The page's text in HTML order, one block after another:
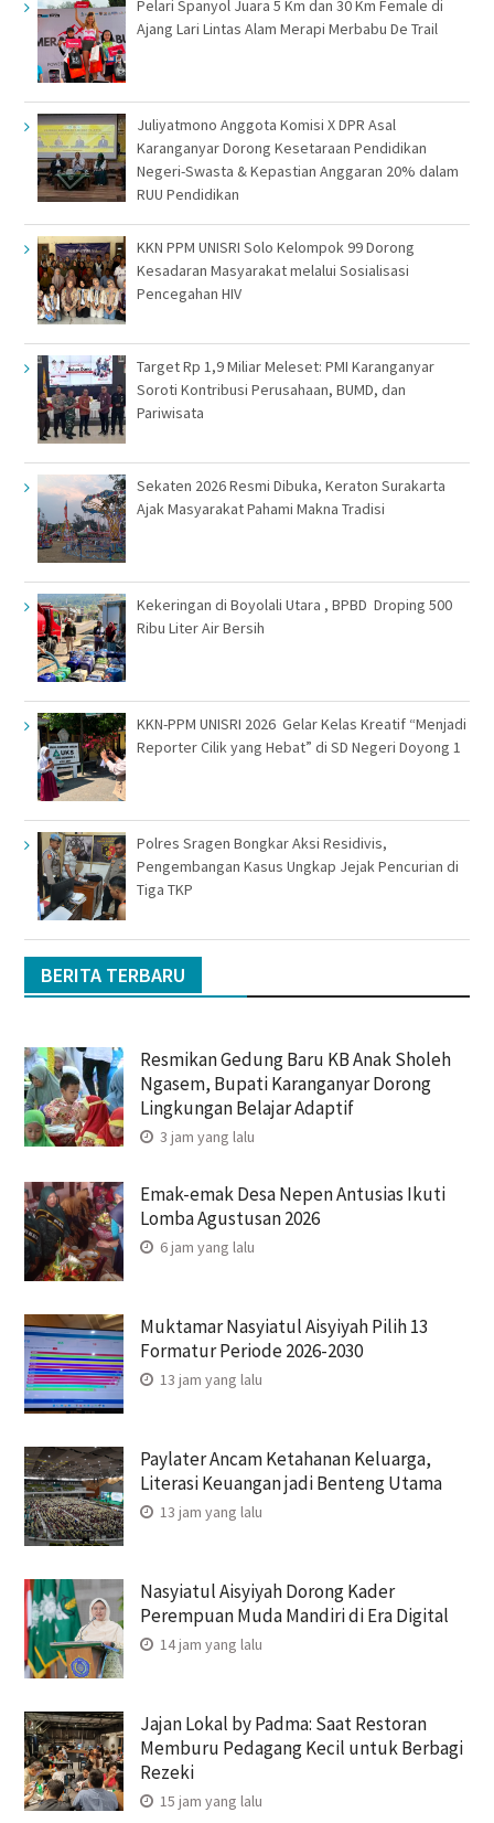
Pelari Spanyol Juara 5 Km dan 30 Km Female di
Ajang Lari Lintas Alam Merapi Merbabu De Trail
Juliyatmono Anggota Komisi X DPR Asal
Karanganyar Dorong Kesetaraan Pendidikan
Negeri-Swasta & Kepastian Anggaran 20% dalam
RUU Pendidikan
KKN PPM UNISRI Solo Kelompok 99 Dorong
Kesadaran Masyarakat melalui Sosialisasi
Pencegahan HIV
Target Rp 1,9 Miliar Meleset: PMI Karanganyar
Soroti Kontribusi Perusahaan, BUMD, dan
Pariwisata
Sekaten 2026 Resmi Dibuka, Keraton Surakarta
Ajak Masyarakat Pahami Makna Tradisi
Kekeringan di Boyolali Utara , BPBD Droping 500
Ribu Liter Air Bersih
KKN-PPM UNISRI 2026 Gelar Kelas Kreatif “Menjadi
Reporter Cilik yang Hebat” di SD Negeri Doyong 1
Polres Sragen Bongkar Aksi Residivis,
Pengembangan Kasus Ungkap Jejak Pencurian di
Tiga TKP
BERITA TERBARU
Resmikan Gedung Baru KB Anak Sholeh
Ngasem, Bupati Karanganyar Dorong
Lingkungan Belajar Adaptif
3 jam yang lalu
Emak-emak Desa Nepen Antusias Ikuti
Lomba Agustusan 2026
6 jam yang lalu
Muktamar Nasyiatul Aisyiyah Pilih 13
Formatur Periode 2026-2030
13 jam yang lalu
Paylater Ancam Ketahanan Keluarga,
Literasi Keuangan jadi Benteng Utama
13 jam yang lalu
Nasyiatul Aisyiyah Dorong Kader
Perempuan Muda Mandiri di Era Digital
14 jam yang lalu
Jajan Lokal by Padma: Saat Restoran
Memburu Pedagang Kecil untuk Berbagi
Rezeki
15 jam yang lalu